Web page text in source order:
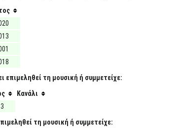
επιμεληθεί τη μουσική ή συμμετείχε:
Κανάλι
τη μουσική ή συμμετείχε: